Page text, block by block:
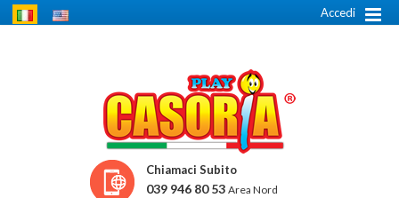
Accedi
Chiamaci Subito
039 946 80 53 Area Nord